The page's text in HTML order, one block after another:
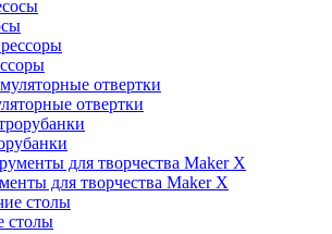
отвертки
для творчества Maker X
столы